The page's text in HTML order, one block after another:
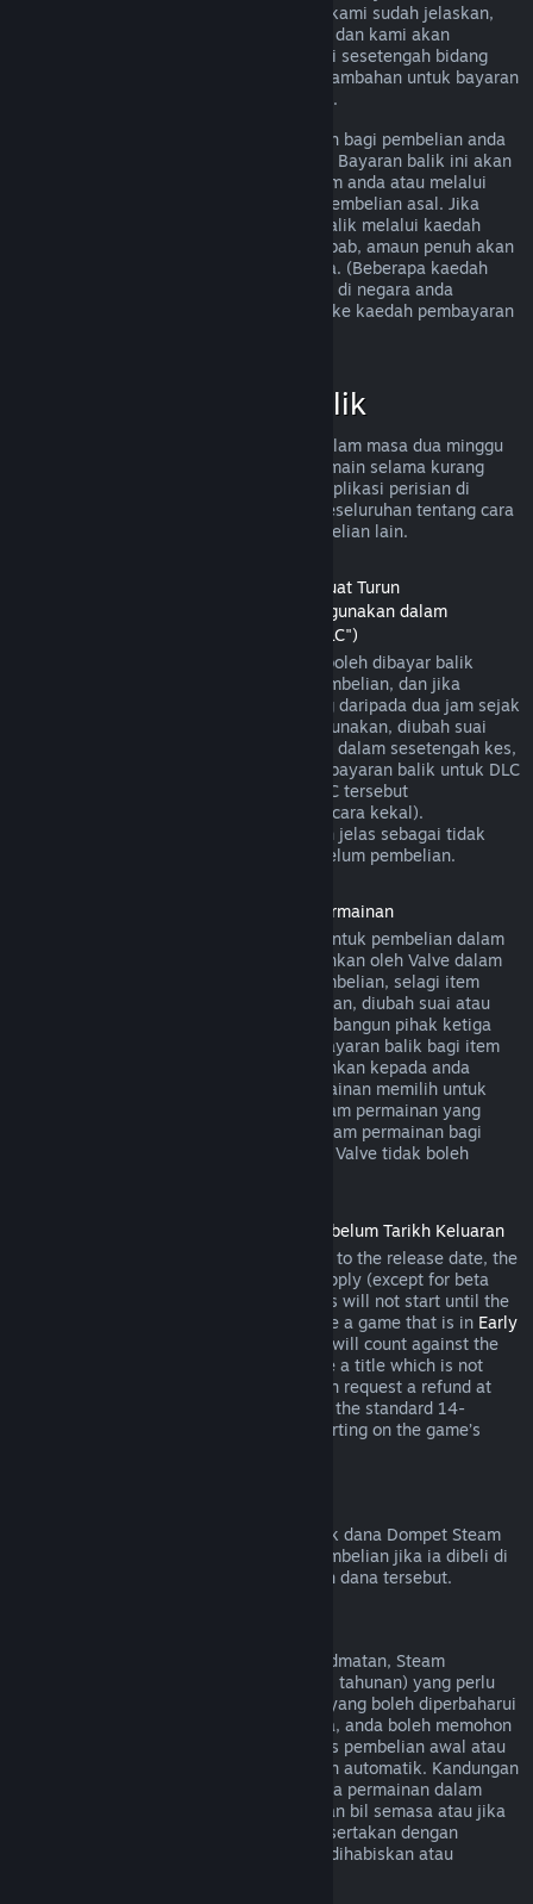
memenuhi peraturan bayaran balik yang kami sudah jelaskan,
anda masih boleh meminta bayaran balik dan kami akan
menyemak permintaan anda. Pengguna di sesetengah bidang
kuasa mungkin boleh mendapatkan hak tambahan untuk bayaran
balik sekiranya permainan tersebut rosak.
Anda akan menerima bayaran balik penuh bagi pembelian anda
dalam masa seminggu selepas kelulusan. Bayaran balik ini akan
dimasukkan ke dalam dana Dompet Steam anda atau melalui
kaedah pembayaran yang sama seperti pembelian asal. Jika
Steam tidak dapat memproses bayaran balik melalui kaedah
pembayaran awal anda atas sebarang sebab, amaun penuh akan
dikreditkan ke dalam Dompet Steam anda. (Beberapa kaedah
pembayaran yang tersedia melalui Steam di negara anda
mungkin tidak menyokong bayaran balik ke kaedah pembayaran
Kelayakan Bayaran Balik
Tawaran bayaran balik Steam terpakai dalam masa dua minggu
selepas pembelian dan dengan masa bermain selama kurang
daripada dua jam, untuk permainan dan aplikasi perisian di
gedung Steam. Berikut ialah gambaran keseluruhan tentang cara
bayaran balik berfungsi untuk jenis pembelian lain.
Bayaran Balik untuk Kandungan Boleh Muat Turun
(Kandungan gedung Steam yang boleh digunakan dalam
permainan atau aplikasi perisian lain, "DLC")
DLC yang dibeli daripada gedung Steam boleh dibayar balik
dalam masa empat belas hari selepas pembelian, dan jika
permainan utama telah dimainkan kurang daripada dua jam sejak
DLC dibeli, selagi DLC tersebut belum digunakan, diubah suai
atau dipindahkan. Harap maklum bahawa dalam sesetengah kes,
Steam mungkin tidak dapat memberikan bayaran balik untuk DLC
pihak ketiga tertentu (contohnya, jika DLC tersebut
meningkatkan tahap watak permainan secara kekal).
Pengecualian ini akan ditandakan dengan jelas sebagai tidak
boleh dibayar balik di halaman Store sebelum pembelian.
Bayaran balik untuk Pembelian Dalam Permainan
Steam akan menawarkan bayaran balik untuk pembelian dalam
permainan bagi permainan yang dibangunkan oleh Valve dalam
masa empat puluh lapan jam selepas pembelian, selagi item
dalam permainan tersebut belum digunakan, diubah suai atau
dipindahkan. Berdasarkan syarat ini, pembangun pihak ketiga
mempunyai pilihan untuk mendayakan bayaran balik bagi item
dalam permainan. Steam akan memaklumkan kepada anda
semasa pembelian jika pembangun permainan memilih untuk
menawarkan bayaran balik bagi item dalam permainan yang
anda bakal beli. Jika tidak, pembelian dalam permainan bagi
permainan yang bukan dibangunkan oleh Valve tidak boleh
Bayaran Balik untuk Tajuk yang Dibeli Sebelum Tarikh Keluaran
When you purchase a title on Steam prior to the release date, the
two-hour playtime limit for refunds will apply (except for beta
testing), but the 14-day period for refunds will not start until the
release date. For example, if you purchase a game that is in Early
, any playtime will count against the
two-hour refund limit. If you pre-purchase a title which is not
playable prior to the release date, you can request a refund at
any time prior to release of that title, and the standard 14-
day/two-hour refund period will apply starting on the game’s
Anda boleh memohon bayaran balik untuk dana Dompet Steam
dalam masa empat belas hari selepas pembelian jika ia dibeli di
Steam dan jika anda belum menggunakan dana tersebut.
Untuk sesetengah kandungan dan perkhidmatan, Steam
menawarkan akses berkala (cth. bulanan, tahunan) yang perlu
dibayar secara berulang. Jika langganan yang boleh diperbaharui
tidak digunakan dalam kitaran bil semasa, anda boleh memohon
bayaran balik dalam masa 48 jam selepas pembelian awal atau
dalam masa 48 jam selepas pembaharuan automatik. Kandungan
dianggap telah digunakan jika mana-mana permainan dalam
langganan telah dimainkan semasa kitaran bil semasa atau jika
mana-mana faedah atau diskaun yang disertakan dengan
langganan telah digunakan, diubah suai, dihabiskan atau